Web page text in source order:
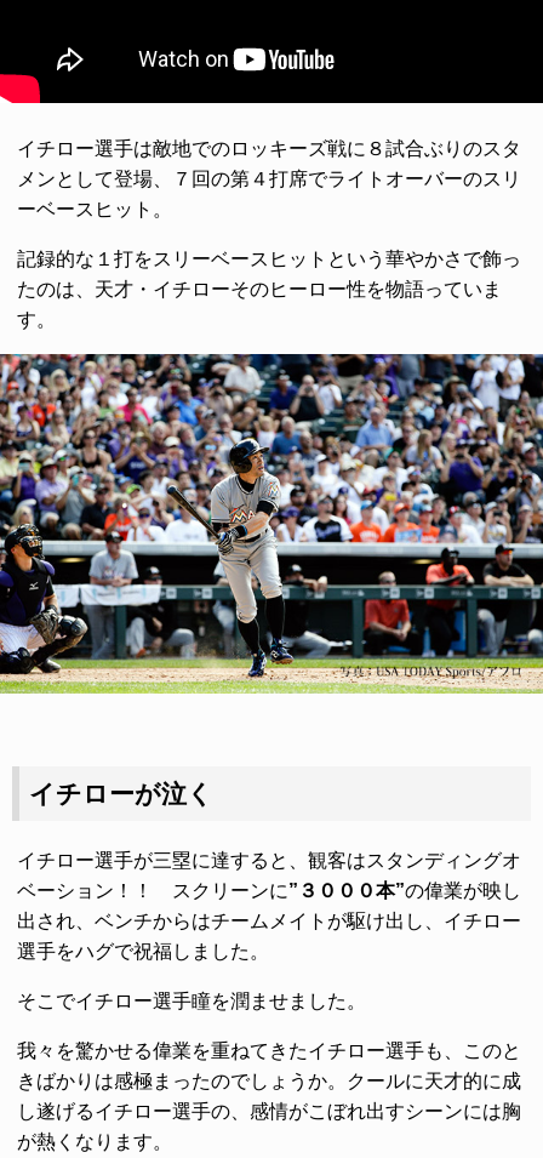
イチロー選手は敵地でのロッキーズ戦に８試合ぶりのスタ
メンとして登場、７回の第４打席でライトオーバーのスリ
ーベースヒット。
記録的な１打をスリーベースヒットという華やかさで飾っ
たのは、天才・イチローそのヒーロー性を物語っていま
す。
イチローが泣く
イチロー選手が三塁に達すると、観客はスタンディングオ
ベーション！！ スクリーンに”３０００本”の偉業が映し
出され、ベンチからはチームメイトが駆け出し、イチロー
選手をハグで祝福しました。
そこでイチロー選手瞳を潤ませました。
我々を驚かせる偉業を重ねてきたイチロー選手も、このと
きばかりは感極まったのでしょうか。クールに天才的に成
し遂げるイチロー選手の、感情がこぼれ出すシーンには胸
が熱くなります。